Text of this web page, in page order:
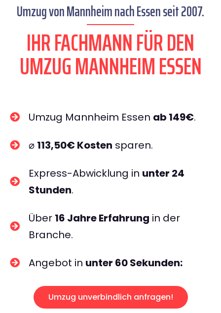
Umzug von Mannheim nach Essen seit 2007.
IHR FACHMANN FÜR DEN
UMZUG MANNHEIM ESSEN
Umzug Mannheim Essen ab 149€.
⌀ 113,50€ Kosten sparen.
Express-Abwicklung in unter 24
Stunden.
Über 16 Jahre Erfahrung in der
Branche.
Angebot in unter 60 Sekunden:
Umzug unverbindlich anfragen!